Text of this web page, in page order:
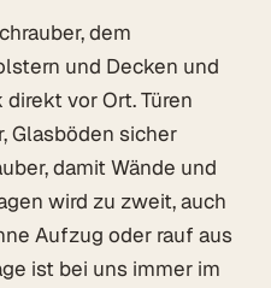
dem
und Decken und
vor Ort. Türen
Glasböden sicher
damit Wände und
wird zu zweit, auch
Aufzug oder rauf aus
ist bei uns immer im